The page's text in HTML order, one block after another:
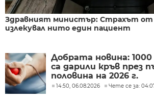
Здравният министър: Страхът от
излекувал нито един пациент
Добрата новина:
са дарили кръв през
половина на 2026 г.
14:50, 06.08.2026 Чете се за: